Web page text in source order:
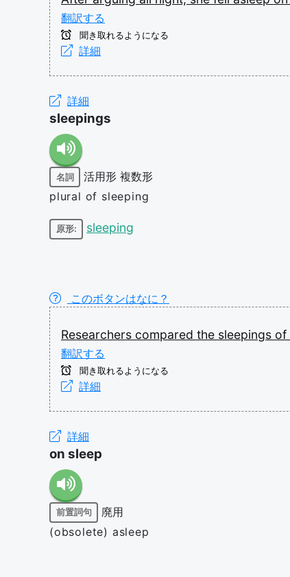
翻訳する
聞き取れるようになる
詳細
詳細
sleepings
名詞 活用形 複数形
plural of sleeping
原形: sleeping
このボタンはなに？
Researchers compared the sleepings of
翻訳する
聞き取れるようになる
詳細
詳細
on sleep
前置詞句
廃用
(obsolete) asleep